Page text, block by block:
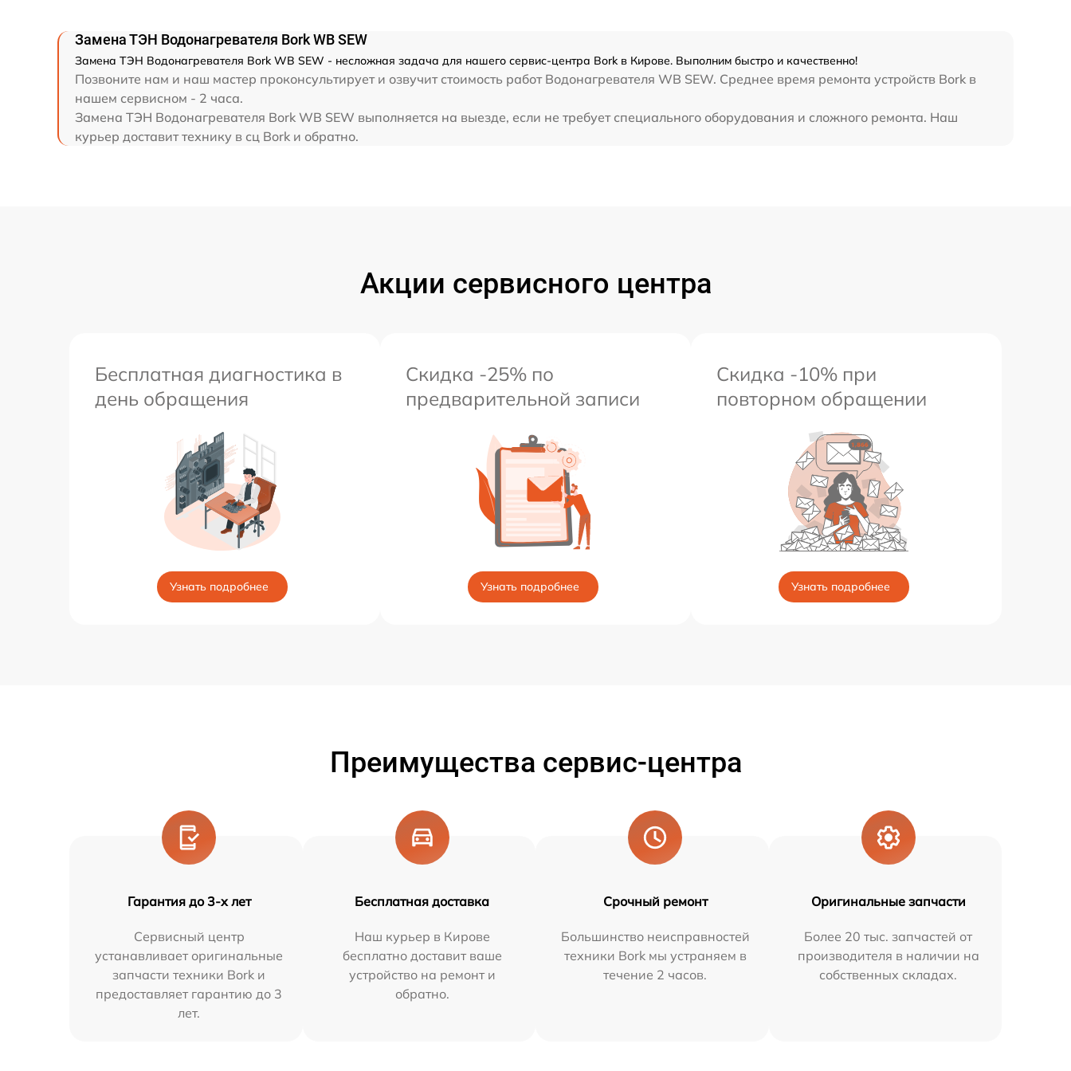
Замена ТЭН Водонагревателя Bork WB SEW
Замена ТЭН Водонагревателя Bork WB SEW - несложная задача для нашего сервис-центра Bork в Кирове. Выполним быстро и качественно!
Позвоните нам и наш мастер проконсультирует и озвучит стоимость работ Водонагревателя WB SEW. Среднее время ремонта устройств Bork в
нашем сервисном - 2 часа.
Замена ТЭН Водонагревателя Bork WB SEW выполняется на выезде, если не требует специального оборудования и сложного ремонта. Наш
курьер доставит технику в сц Bork и обратно.
Акции сервисного центра
Бесплатная диагностика в
день обращения
Узнать подробнее
Скидка -25% по
предварительной записи
Узнать подробнее
Скидка -10% при
повторном обращении
Узнать подробнее
Преимущества сервис-центра
Гарантия до 3-х лет
Сервисный центр
устанавливает оригинальные
запчасти техники Bork и
предоставляет гарантию до 3
лет.
Бесплатная доставка
Наш курьер в Кирове
бесплатно доставит ваше
устройство на ремонт и
обратно.
Срочный ремонт
Большинство неисправностей
техники Bork мы устраняем в
течение 2 часов.
Оригинальные запчасти
Более 20 тыс. запчастей от
производителя в наличии на
собственных складах.